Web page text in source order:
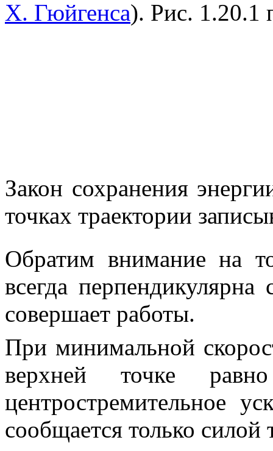
Х. Гюйгенса). Рис. 1.20.1
Закон сохранения
точках траектории
Обратим внимание на
всегда
совершает работы.
При минимальной
верхней точке
центростремительное
сообщается только силой